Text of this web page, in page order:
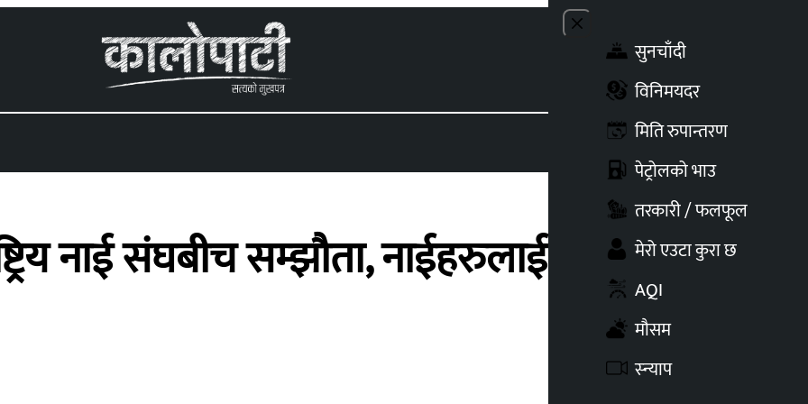
Close menu
सुनचाँदी
विनिमयदर
मिति रुपान्तरण
पेट्रोलको भाउ
तरकारी / फलफूल
मेरो एउटा कुरा छ
AQI
मौसम
स्न्याप
नाई संघबीच सम्झौता, नाईहरुलाई क्यूआर कोड